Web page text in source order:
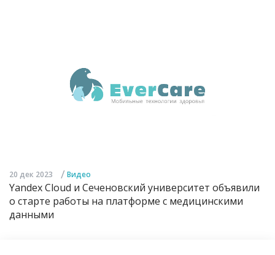
20 дек 2023 / Видео
Yandex Cloud и Сеченовский университет объявили
о старте работы на платформе с медицинскими
данными